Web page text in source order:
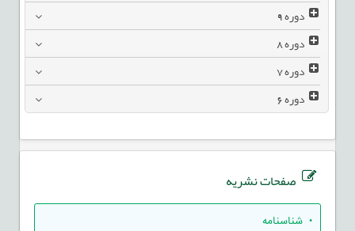
دوره9
دوره8
دوره7
دوره6
صفحات نشریه
• شناسنامه